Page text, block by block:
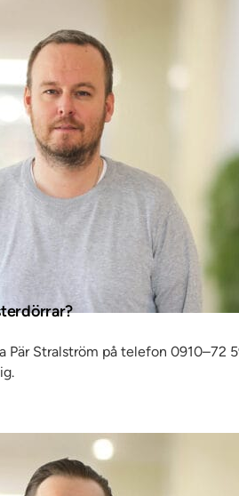
Pär Stralström på telefon 0910–72